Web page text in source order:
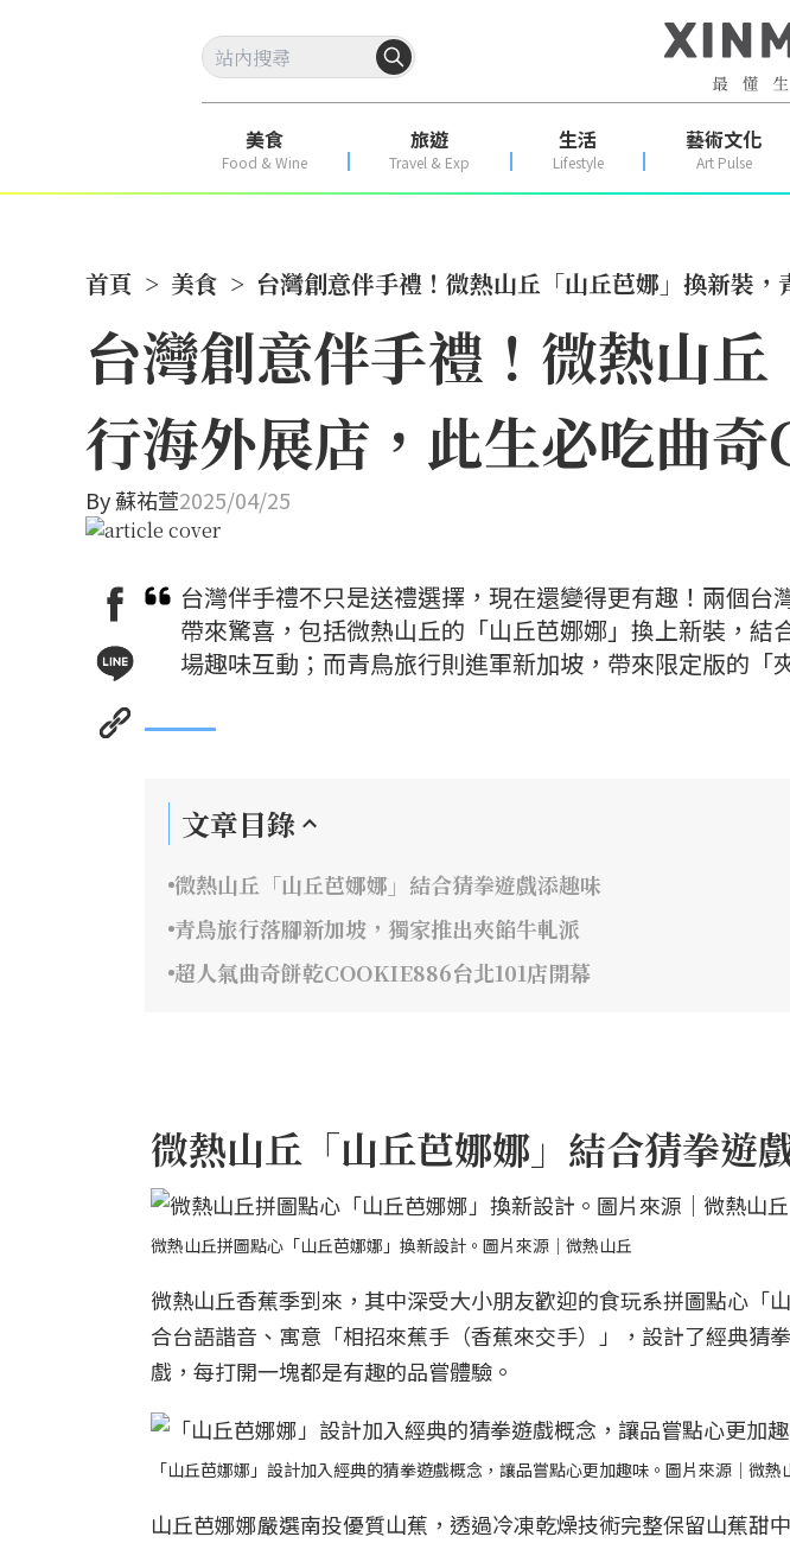
美食
Food & Wine
旅遊
Travel & Exp
生活
Lifestyle
藝術文化
Art Pulse
首頁 > 美食 > 台灣創意伴手禮！微熱山丘「山丘芭娜」換新裝
台灣創意伴手禮！微熱山
行海外展店，此生必吃曲
By蘇祐萱2025/04/25
台灣伴手禮不只是送禮選擇，現在還變得更有趣！兩個台
帶來驚喜，包括微熱山丘的「山丘芭娜娜」換上新裝，結
場趣味互動；而青鳥旅行則進軍新加坡，帶來限定版的「
文章目錄
微熱山丘「山丘芭娜娜」結合猜拳遊戲添趣味
青鳥旅行落腳新加坡，獨家推出夾餡牛軋派
超人氣曲奇餅乾COOKIE886台北101店開幕
微熱山丘「山丘芭娜娜」結合猜拳遊
微熱山丘拼圖點心「山丘芭娜娜」換新設計。圖片來源｜微熱山丘
微熱山丘香蕉季到來，其中深受大小朋友歡迎的食玩系拼圖點心「
合台語諧音、寓意「相招來蕉手（香蕉來交手）」，設計了經典猜
戲，每打開一塊都是有趣的品嘗體驗。
「山丘芭娜娜」設計加入經典的猜拳遊戲概念，讓品嘗點心更加趣味。圖片來源｜微熱
山丘芭娜娜嚴選南投優質山蕉，透過冷凍乾燥技術完整保留山蕉甜